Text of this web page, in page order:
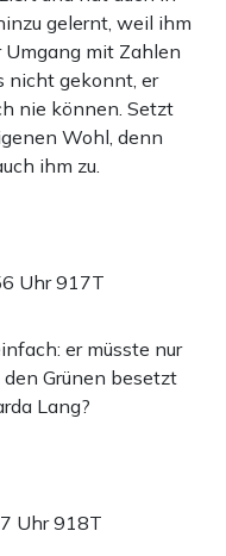
gelernt, weil ihm
mit Zahlen
nicht gekonnt, er
nie können. Setzt
Wohl, denn
ihm zu.
Uhr917T
er müsste nur
Grünen besetzt
Lang?
Uhr918T